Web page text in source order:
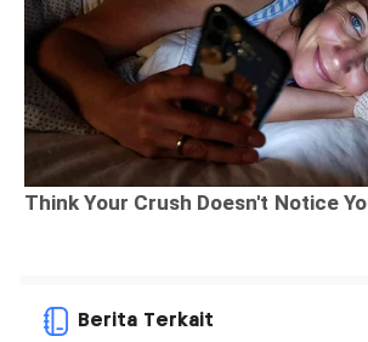
Berita Terkait